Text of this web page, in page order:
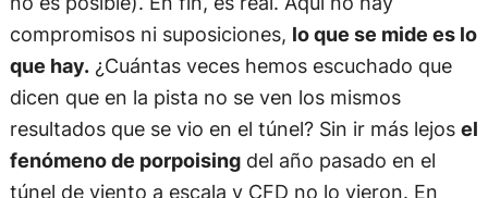
compromisos ni suposiciones, lo que se mide es lo
que hay.¿Cuántas veces hemos escuchado que
dicen que en la pista no se ven los mismos
resultados que se vio en el túnel? Sin ir más lejos el
fenómeno de porpoisingdel año pasado en el
túnel de viento a escala y CFD no lo vieron. En